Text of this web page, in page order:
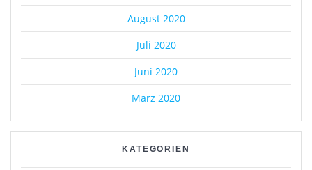
August 2020
Juli 2020
Juni 2020
März 2020
KATEGORIEN